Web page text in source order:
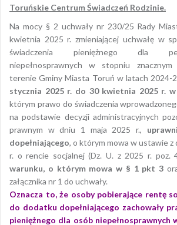
Toruńskie Centrum Świadczeń Rodzinie.
Na mocy § 2 uchwały nr 230/25 Rady
kwietnia 2025 r. zmieniającej uchwałę w
świadczenia pieniężnego dla
niepełnosprawnych w stopniu znacznym
terenie Gminy Miasta Toruń w latach 2024-
stycznia 2025 r. do 30 kwietnia 2025 r.
którym prawo do świadczenia
na podstawie decyzji administracyjnych
prawnym w dniu 1 maja 2025 r.,
dopełniającego, o którym mowa w ustawie z
r. o rencie socjalnej (Dz. U. z 2025 r. poz.
warunku, o którym mowa w § 1 pkt 3
załącznika nr 1 do uchwały.
Oznacza to, że osoby pobierające rentę
do dodatku dopełniającego zachowały
pieniężnego dla osób niepełnosprawnych